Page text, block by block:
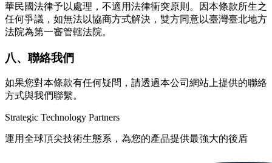
華民國法律予以處理，不適用法律衝突原則。因本條款所生之
任何爭議，如無法以協商方式解決，雙方同意以臺灣臺北地方
法院為第一審管轄法院。
八、聯絡我們
如果您對本條款有任何疑問，請透過本公司網站上提供的聯絡
方式與我們聯繫。
Strategic Technology Partners
運用全球頂尖技術生態系，為您的產品提供最強大的後盾